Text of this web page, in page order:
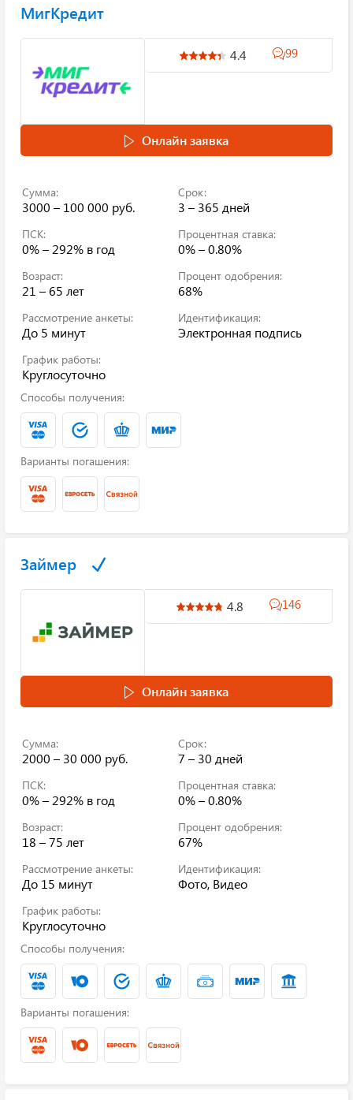
МигКредит
4.4 99
Онлайн заявка
Сумма:
3000 – 100 000 руб.
Срок:
3 – 365 дней
ПСК:
0% – 292% в год
Процентная ставка:
0% – 0.80%
Возраст:
21 – 65 лет
Процент одобрения:
68%
Рассмотрение анкеты:
До 5 минут
Идентификация:
Электронная подпись
График работы:
Круглосуточно
Способы получения:
Варианты погашения:
Займер
4.8 146
Онлайн заявка
Сумма:
2000 – 30 000 руб.
Срок:
7 – 30 дней
ПСК:
0% – 292% в год
Процентная ставка:
0% – 0.80%
Возраст:
18 – 75 лет
Процент одобрения:
67%
Рассмотрение анкеты:
До 15 минут
Идентификация:
Фото, Видео
График работы:
Круглосуточно
Способы получения:
Варианты погашения: